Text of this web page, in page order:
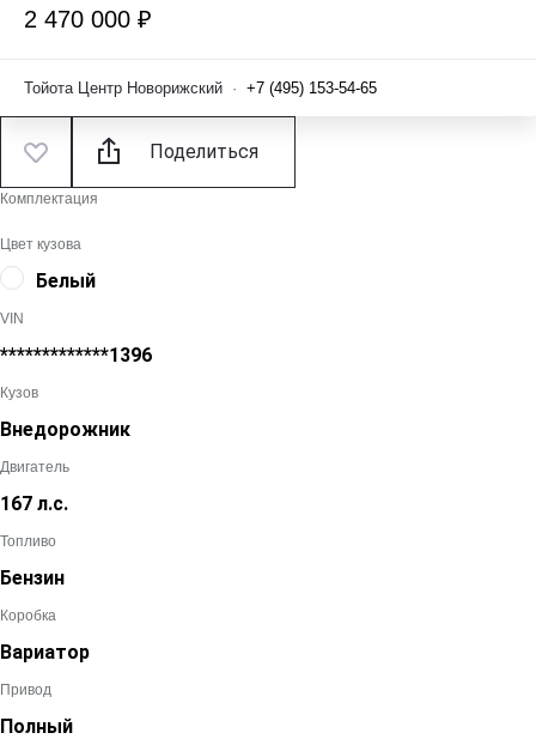
2 470 000 ₽
Тойота Центр Новорижский · +7 (495) 153-54-65
Поделиться
Комплектация
Цвет кузова
Белый
VIN
*************1396
Кузов
Внедорожник
Двигатель
167 л.с.
Топливо
Бензин
Коробка
Вариатор
Привод
Полный